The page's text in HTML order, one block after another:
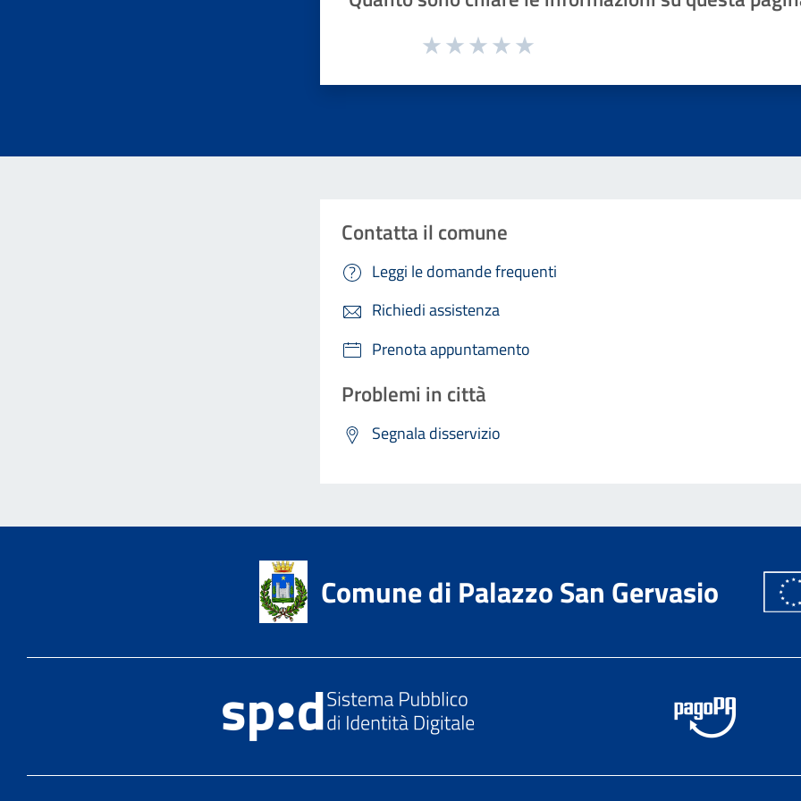
Valuta da 1 a 5 stelle la pagina
Contatta il comune
Leggi le domande frequenti
Richiedi assistenza
Prenota appuntamento
Problemi in città
Segnala disservizio
Comune di Palazzo San Gervasio